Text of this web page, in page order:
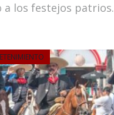
a los festejos patrios.